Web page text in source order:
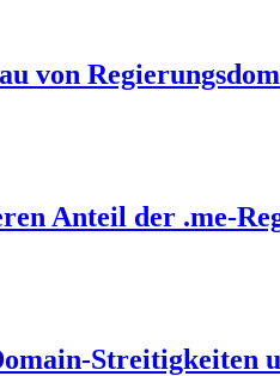
von
Anteil der .me-
Streitigkeiten